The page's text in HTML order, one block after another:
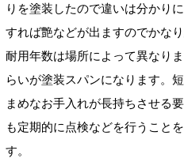
りを塗装したので違いは分かり
すれば艶などが出ますのでかな
耐用年数は場所によって異なり
らいが塗装スパンになります。
まめなお手入れが長持ちさせる
も定期的に点検などを行うこと
す。